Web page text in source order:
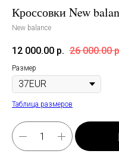
Кроссовки New
New balance
12 000.00 р. 26 000.00
Размер
Таблица размеров